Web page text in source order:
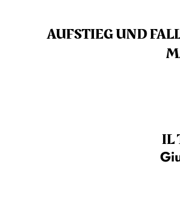
AUFSTIEG UND
IL